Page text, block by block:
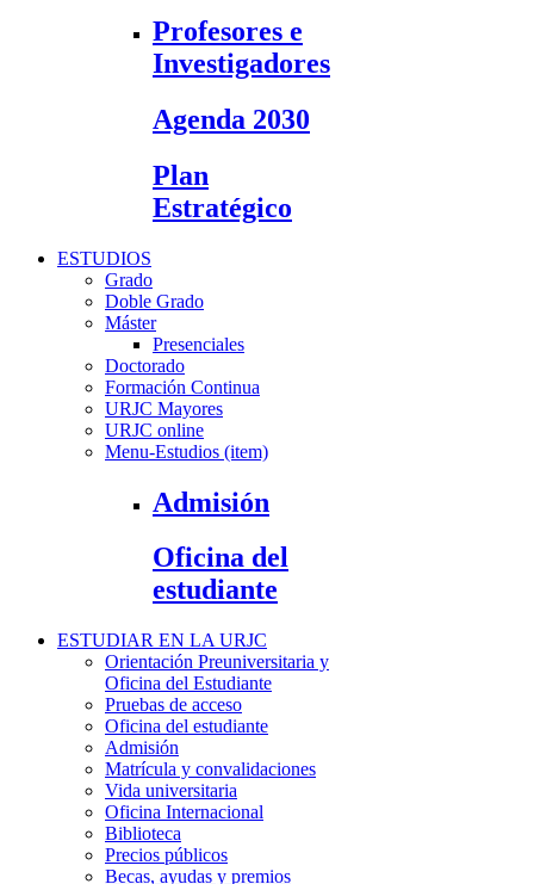
Profesores e
Investigadores
Agenda 2030
Plan
Estratégico
ESTUDIOS
Grado
Doble Grado
Máster
Presenciales
Doctorado
Formación Continua
URJC Mayores
URJC online
Menu-Estudios (item)
Admisión
Oficina del
estudiante
ESTUDIAR EN LA URJC
Orientación Preuniversitaria y
Oficina del Estudiante
Pruebas de acceso
Oficina del estudiante
Admisión
Matrícula y convalidaciones
Vida universitaria
Oficina Internacional
Biblioteca
Precios públicos
Becas, ayudas y premios